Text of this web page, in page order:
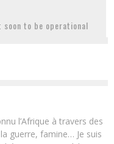
to be operational
l’Afrique à travers des
guerre, famine… Je suis